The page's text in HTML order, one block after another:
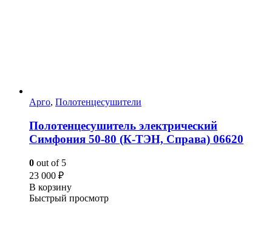
Арго, Полотенцесушители
Полотенцесушитель электрический
Симфония 50-80 (К-ТЭН, Справа) 06620
0 out of 5
23 000 ₽
В корзину
Быстрый просмотр